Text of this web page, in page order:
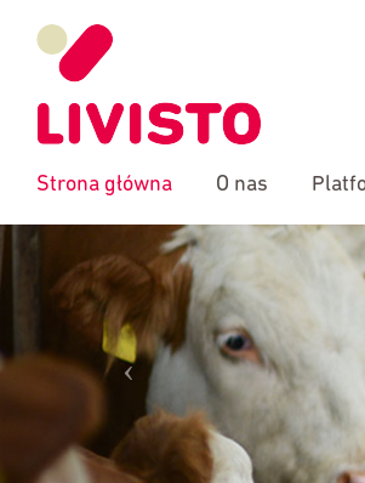
Strona główna O nas